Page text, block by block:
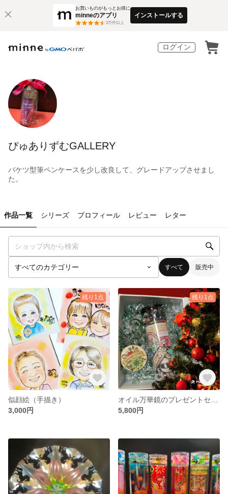
お買いものがもっとお得に
minneのアプリ
3万件以上
インストールする
ログイン
ぴゅありずむGALLERY
バケツ型筆ペンケースを少し改良して、グレードアップさせまし
た。
作品一覧 シリーズ プロフィール レビュー レター
すべて 販売中
残り1点
似顔絵（手描き）
3,000円
残り1点
5,800円